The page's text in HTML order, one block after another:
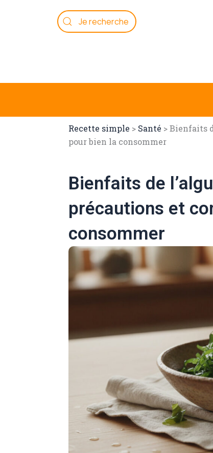
Recette simple > Santé >Bienfaits
pour bien la consommer
Bienfaits de
précautions et
consommer